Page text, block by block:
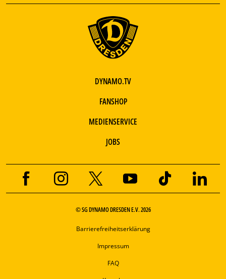
DYNAMO.TV
FANSHOP
MEDIENSERVICE
JOBS
© SG DYNAMO DRESDEN E.V. 2026
Barrierefreiheitserklärung
Impressum
FAQ